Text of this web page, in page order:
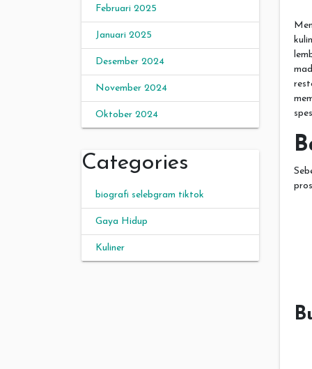
Februari 2025
Januari 2025
Desember 2024
November 2024
Oktober 2024
Categories
biografi selebgram tiktok
Gaya Hidup
Kuliner